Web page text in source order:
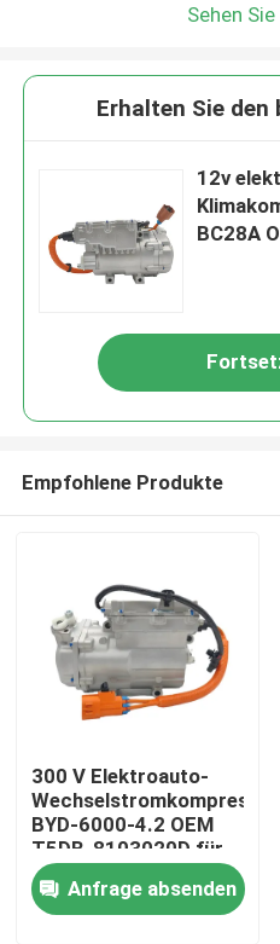
Startseite
Produkte
Sehen
Erhalten Sie
12v
BC28A
Empfohlene Produkte
300 V Elektroauto-
Wechselstromkompressor
BYD-6000-4.2 OEM
T5DB-8103020D für
BYD V3
Anfrage absenden